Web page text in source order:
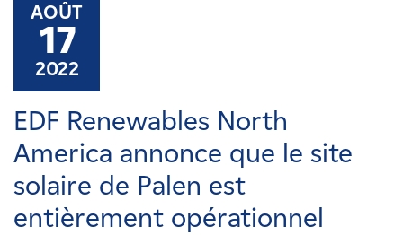
Carrières
Nouvelles
Contactez-nous
Affiliés
AOÛT
17
2022
EDF Renewables North
America annonce que le site
solaire de Palen est
entièrement opérationnel